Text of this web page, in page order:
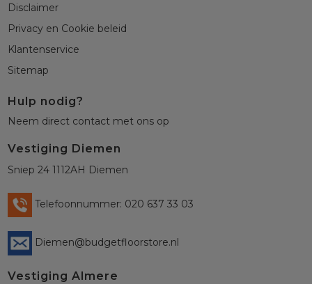
Disclaimer
Privacy en Cookie beleid
Klantenservice
Sitemap
Hulp nodig?
Neem direct contact met ons op
Vestiging Diemen
Sniep 24 1112AH Diemen
Telefoonnummer: 020 637 33 03
Diemen@budgetfloorstore.nl
Vestiging Almere